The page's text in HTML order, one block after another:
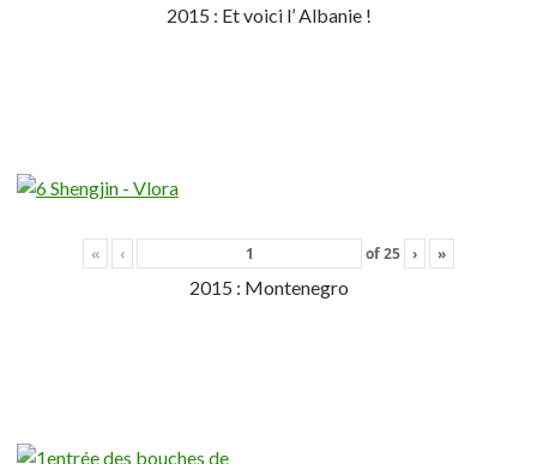
2015 : Et voici l’ Albanie !
« ‹ of25 › »
2015 : Montenegro